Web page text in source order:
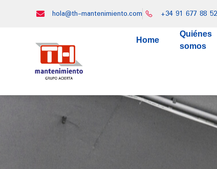
hola@th-mantenimiento.com +34 91 677 88 52
Home
Quiénes
somos